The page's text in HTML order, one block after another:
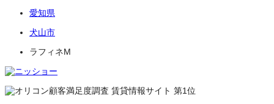
愛知県
犬山市
ラフィネM